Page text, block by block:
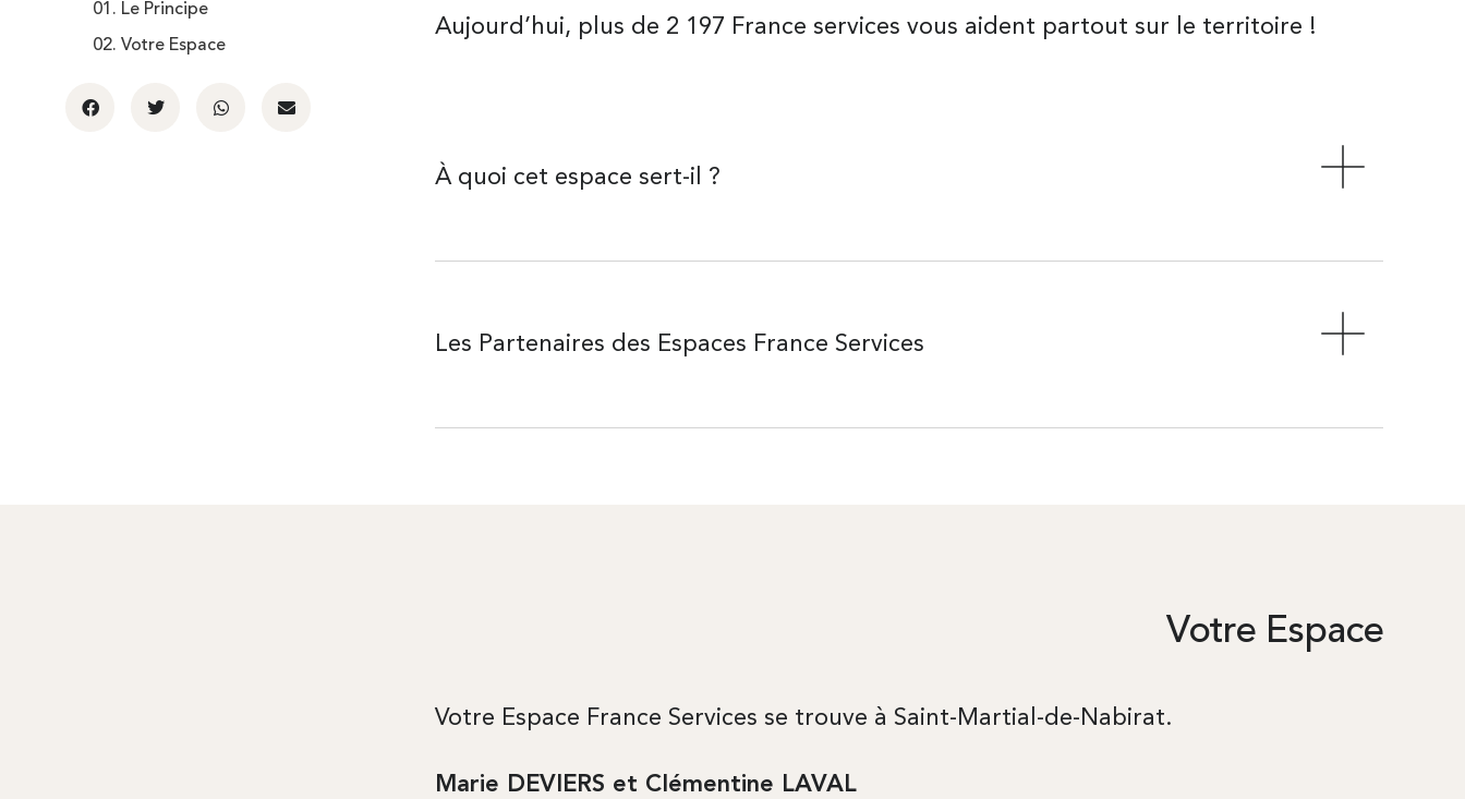
01. Le Principe
02. Votre Espace
Aujourd’hui, plus de 2 197 France services vous aident partout sur le territoire !
À quoi cet espace sert-il ?
Les Partenaires des Espaces France Services
Votre Espace
Votre Espace France Services se trouve à Saint-Martial-de-Nabirat.
Marie DEVIERS et Clémentine LAVAL